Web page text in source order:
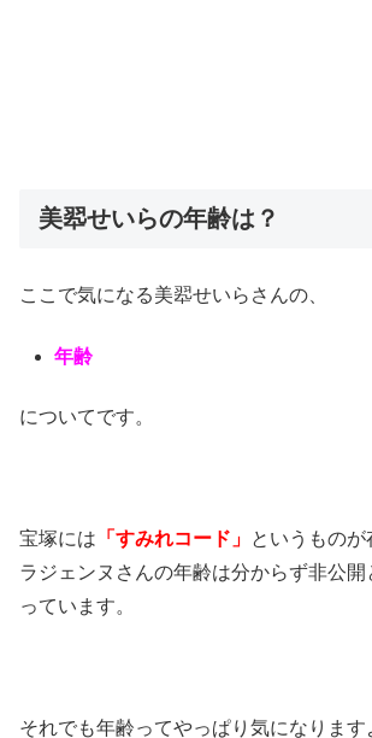
美翆せいらの年齢は？
ここで気になる美翆せいらさんの、
年齢
についてです。
宝塚には 「すみれコード」 というもの
ラジェンヌさんの年齢は分からず非公
っています。
それでも年齢ってやっぱり気になります